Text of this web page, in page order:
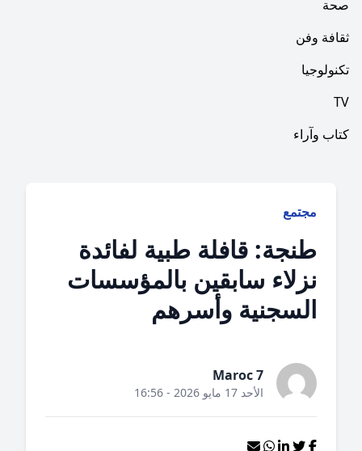
قافلة طبية لفائدة
سابقين بالمؤسسات
وأسرهم
Maroc 7
الأحد 17 مايو 2026 - 16:56